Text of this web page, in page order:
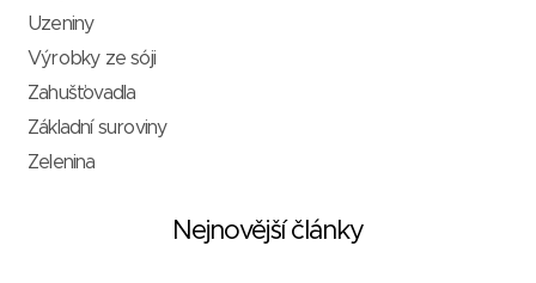
Uzeniny
Výrobky ze sóji
Zahušťovadla
Základní suroviny
Zelenina
Nejnovější články